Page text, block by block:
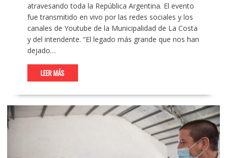
atravesando toda la República Argentina. El evento
fue transmitido en vivo por las redes sociales y los
canales de Youtube de la Municipalidad de La Costa
y del intendente. “El legado más grande que nos han
dejado…
LEER MÁS